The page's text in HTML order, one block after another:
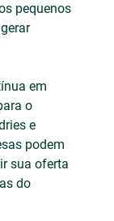
pequenos
em
o
e
podem
sua oferta
do